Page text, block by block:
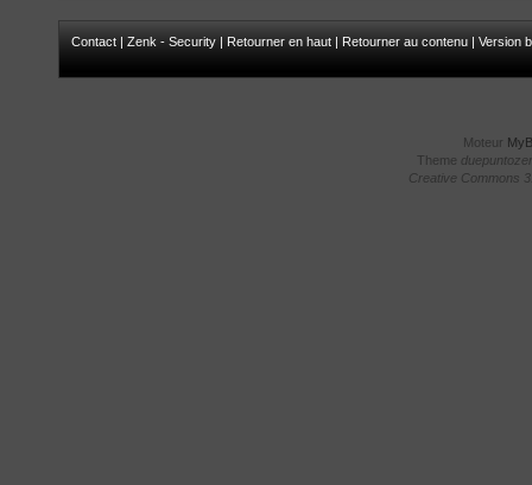
Contact | Zenk - Security | Retourner en haut | Retourner au contenu | Version
Moteur
Theme
Creative Commons